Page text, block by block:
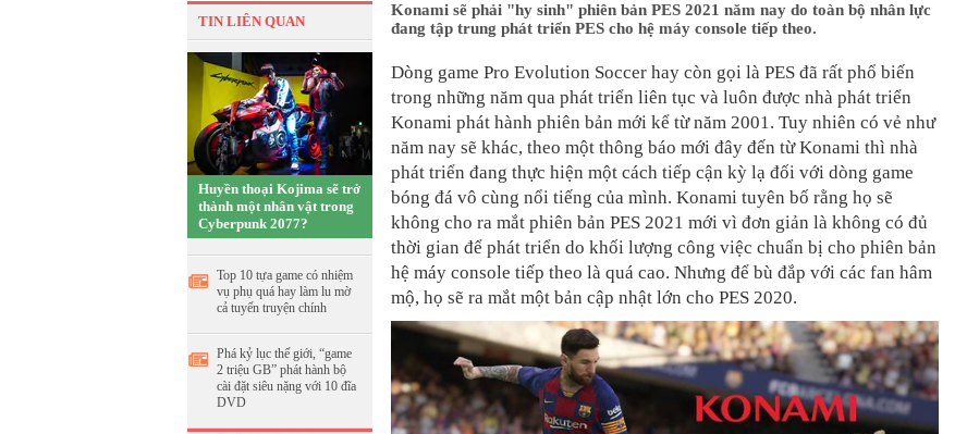
TIN LIÊN QUAN
Huyền thoại Kojima sẽ trở
thành một nhân vật trong
Cyberpunk 2077?
Top 10 tựa game có nhiệm
vụ phụ quá hay làm lu mờ
cả tuyến truyện chính
Phá kỷ lục thế giới, “game
2 triệu GB” phát hành bộ
cài đặt siêu nặng với 10 đĩa
DVD
Konami sẽ phải "hy sinh" phiên bản PES 2021 năm nay do toàn bộ nhân lực
đang tập trung phát triển PES cho hệ máy console tiếp theo.
Dòng game Pro Evolution Soccer hay còn gọi là PES đã rất phổ biến
trong những năm qua phát triển liên tục và luôn được nhà phát triển
Konami phát hành phiên bản mới kể từ năm 2001. Tuy nhiên có vẻ như
năm nay sẽ khác, theo một thông báo mới đây đến từ Konami thì nhà
phát triển đang thực hiện một cách tiếp cận kỳ lạ đối với dòng game
bóng đá vô cùng nổi tiếng của mình. Konami tuyên bố rằng họ sẽ
không cho ra mắt phiên bản PES 2021 mới vì đơn giản là không có đủ
thời gian để phát triển do khối lượng công việc chuẩn bị cho phiên bản
hệ máy console tiếp theo là quá cao. Nhưng để bù đắp với các fan hâm
mộ, họ sẽ ra mắt một bản cập nhật lớn cho PES 2020.